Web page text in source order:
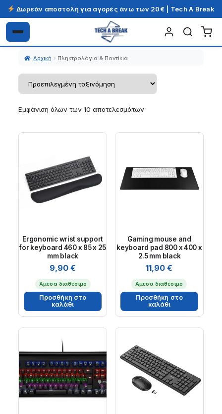
Δωρεάν αποστολή για αγορές άνω των 20€ | Tech A Break
Απευθείας
μετάβαση
πλοήγηση
Μετάβαση
σε
περιεχόμενο
Αρχική Πληκτρολόγια & Ποντίκια
Εμφάνιση όλων των 10 αποτελεσμάτων
Ergonomic wrist support
for keyboard 460 x 85 x 25
mm black
9,90€
Άμεσα διαθέσιμο
Προσθήκη στο
καλάθι
Gaming mouse and
keyboard pad 800 x 400 x
2.5 mm black
11,90€
Άμεσα διαθέσιμο
Προσθήκη στο
καλάθι